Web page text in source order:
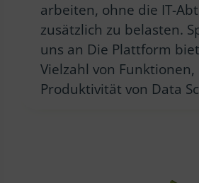
arbeiten, ohne die IT-
zusätzlich zu belasten.
uns an Die Plattform
Vielzahl von
Produktivität von Data